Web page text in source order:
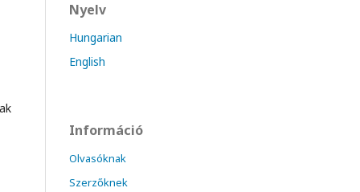
Nyelv
Hungarian
English
Információ
Olvasóknak
Szerzőknek